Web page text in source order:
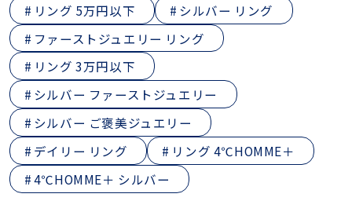
リング 5万円以下
シルバー リング
ファーストジュエリー リング
リング 3万円以下
シルバー ファーストジュエリー
シルバー ご褒美ジュエリー
デイリー リング
リング 4℃HOMME＋
4℃HOMME＋ シルバー